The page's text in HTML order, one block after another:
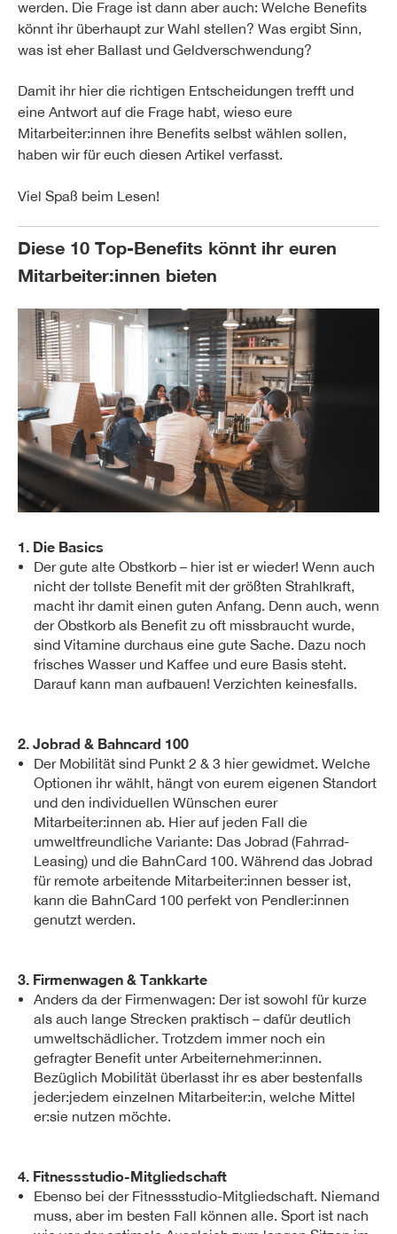
werden. Die Frage ist dann aber auch: Welche Benefits
könnt ihr überhaupt zur Wahl stellen? Was ergibt Sinn,
was ist eher Ballast und Geldverschwendung?
Damit ihr hier die richtigen Entscheidungen trefft und
eine Antwort auf die Frage habt, wieso eure
Mitarbeiter:innen ihre Benefits selbst wählen sollen,
haben wir für euch diesen Artikel verfasst.
Viel Spaß beim Lesen!
Diese 10 Top-Benefits könnt ihr euren
Mitarbeiter:innen bieten
1. Die Basics
Der gute alte Obstkorb – hier ist er wieder! Wenn auch
nicht der tollste Benefit mit der größten Strahlkraft,
macht ihr damit einen guten Anfang. Denn auch, wenn
der Obstkorb als Benefit zu oft missbraucht wurde,
sind Vitamine durchaus eine gute Sache. Dazu noch
frisches Wasser und Kaffee und eure Basis steht.
Darauf kann man aufbauen! Verzichten keinesfalls.
2. Jobrad & Bahncard 100
Der Mobilität sind Punkt 2 & 3 hier gewidmet. Welche
Optionen ihr wählt, hängt von eurem eigenen Standort
und den individuellen Wünschen eurer
Mitarbeiter:innen ab. Hier auf jeden Fall die
umweltfreundliche Variante: Das Jobrad (Fahrrad-
Leasing) und die BahnCard 100. Während das Jobrad
für remote arbeitende Mitarbeiter:innen besser ist,
kann die BahnCard 100 perfekt von Pendler:innen
genutzt werden.
3. Firmenwagen & Tankkarte
Anders da der Firmenwagen: Der ist sowohl für kurze
als auch lange Strecken praktisch – dafür deutlich
umweltschädlicher. Trotzdem immer noch ein
gefragter Benefit unter Arbeiternehmer:innen.
Bezüglich Mobilität überlasst ihr es aber bestenfalls
jeder:jedem einzelnen Mitarbeiter:in, welche Mittel
er:sie nutzen möchte.
4. Fitnessstudio-Mitgliedschaft
Ebenso bei der Fitnessstudio-Mitgliedschaft. Niemand
muss, aber im besten Fall können alle. Sport ist nach